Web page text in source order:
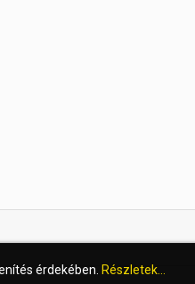
érdekében. Részletek...